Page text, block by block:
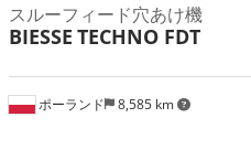
ポーランド 8,585 km
スルーフィード穴あけ機
BIESSE TECHNO FDT